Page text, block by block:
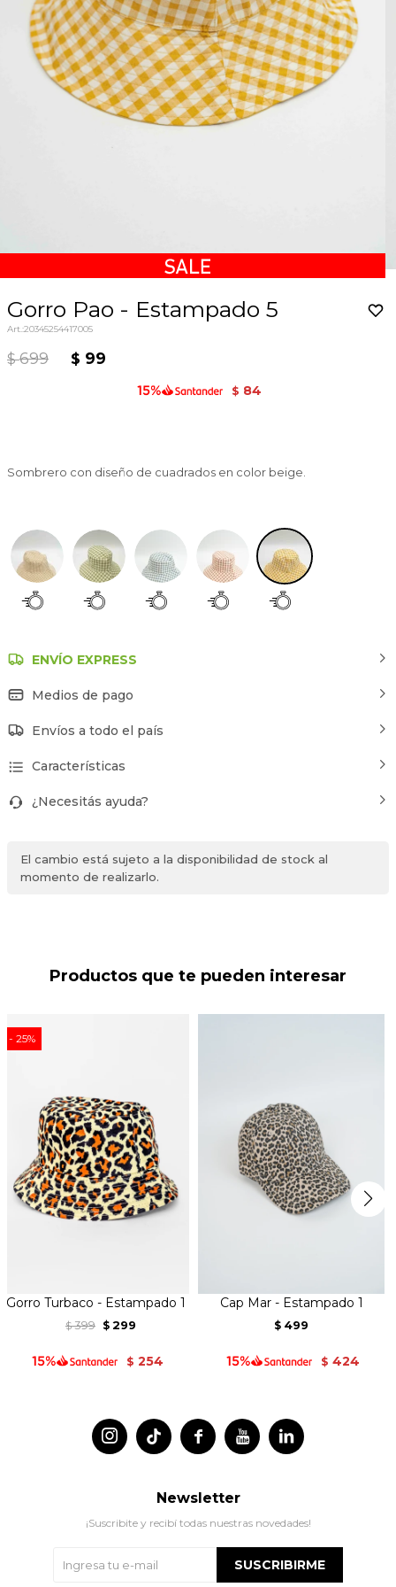
Gorro Pao - Estampado 5
20345254417005
$ 699 $ 99
$ 84
Sombrero con diseño de cuadrados en color beige.
ENVÍO EXPRESS
Medios de pago
Envíos a todo el país
Características
¿Necesitás ayuda?
El cambio está sujeto a la disponibilidad de stock al
momento de realizarlo.
Productos que te pueden interesar
25
Gorro Turbaco - Estampado 1
$ 399 $ 299
$ 254
Cap Mar - Estampado 1
$ 499
$ 424
 
 
Newsletter
¡Suscribite y recibí todas nuestras novedades!
SUSCRIBIRME